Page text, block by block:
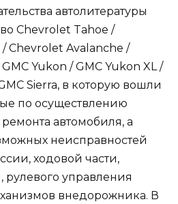
автолитературы
Chevrolet Tahoe /
Chevrolet Avalanche /
Yukon / GMC Yukon XL /
Sierra, в которую вошли
по осуществлению
автомобиля, а
неисправностей
ходовой части,
рулевого управления
внедорожника. В